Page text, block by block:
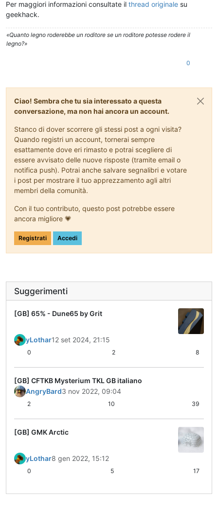
Per maggiori informazioni consultate il thread originale su
geekhack.
«Quanto legno roderebbe un roditore se un roditore potesse rodere il
legno?»
0
Ciao! Sembra che tu sia interessato a questa
conversazione, ma non hai ancora un account.
Stanco di dover scorrere gli stessi post a ogni visita?
Quando registri un account, tornerai sempre
esattamente dove eri rimasto e potrai scegliere di
essere avvisato delle nuove risposte (tramite email o
notifica push). Potrai anche salvare segnalibri e votare
i post per mostrare il tuo apprezzamento agli altri
membri della comunità.
Con il tuo contributo, questo post potrebbe essere
ancora migliore 💗
Registrati Accedi
Suggerimenti
[GB] 65% - Dune65 by Grit
yLothar12 set 2024, 21:15
0 2 8
[GB] CFTKB Mysterium TKL GB italiano
AngryBard3 nov 2022, 09:04
2 10 39
[GB] GMK Arctic
yLothar8 gen 2022, 15:12
0 5 17